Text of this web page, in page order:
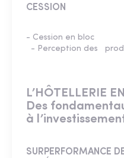
CESSION
­- Cession en bloc
- Perception des
L’HÔTELLERIE
Des
à
SURPERFORMANCE